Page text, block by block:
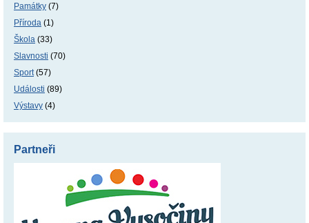
Památky (7)
Příroda (1)
Škola (33)
Slavnosti (70)
Sport(57)
Události (89)
Výstavy (4)
Partneři